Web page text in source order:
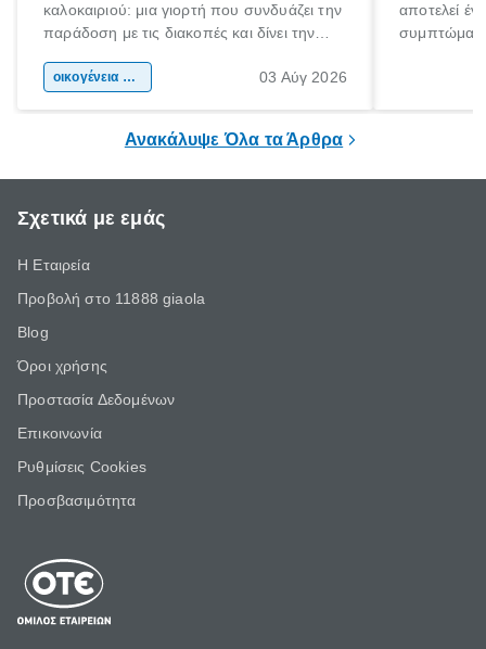
καλοκαιριού: μια γιορτή που συνδυάζει την
παράδοση με τις διακοπές και δίνει την
χώρας. Είτε πρόκειται για λίγες μέρες
οικογένεια & παιδί 03 Αύγ 2026
αποτελεί
Ανακάλυψε Όλα τα Άρθρα
Σχετικά με εμάς
Η Εταιρεία
Προβολή στο 11888 giaola
Blog
Όροι χρήσης
Προστασία Δεδομένων
Επικοινωνία
Ρυθμίσεις Cookies
Προσβασιμότητα